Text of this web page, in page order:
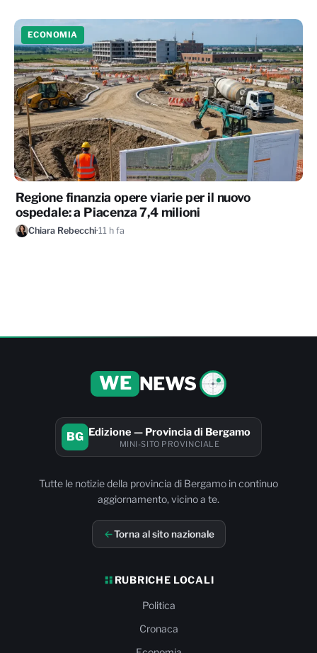
ECONOMIA
Regione finanzia opere viarie per il nuovo
ospedale: a Piacenza 7,4 milioni
Chiara Rebecchi·11 h fa
WE NEWS
BG Edizione — Provincia di Bergamo
MINI-SITO PROVINCIALE
Tutte le notizie della provincia di Bergamo in continuo
aggiornamento, vicino a te.
Torna al sito nazionale
RUBRICHE LOCALI
Politica
Cronaca